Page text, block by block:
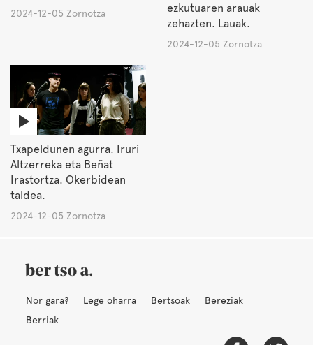
2024-12-05 Zornotza
ezkutuaren arauak
zehazten. Lauak.
2024-12-05 Zornotza
Txapeldunen agurra. Iruri
Altzerreka eta Beñat
Irastortza. Okerbidean
taldea.
2024-12-05 Zornotza
Nor gara? Lege oharra Bertsoak
Bereziak
Berriak